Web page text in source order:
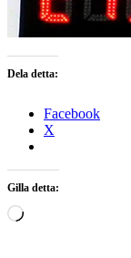
Dela detta:
Facebook
X
Gilla detta:
Laddar